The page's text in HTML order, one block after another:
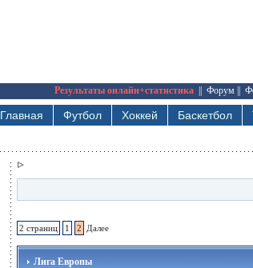
Результаты онлайн+статистика Форум
Главная Футбол Хоккей Баскетбол
2 страниц 1 2 Далее
Лига Европы